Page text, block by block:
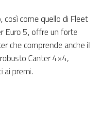
così come quello di Fleet
Euro 5, offre un forte
che comprende anche il
Canter 4×4,
ai premi.